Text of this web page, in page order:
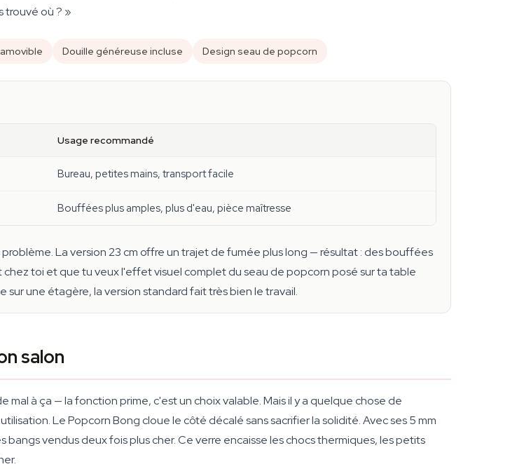
trouvé où ? »
Douille généreuse incluse Design seau de popcorn
Usage recommandé
Bureau, petites mains, transport facile
Bouffées plus amples, plus d'eau, pièce maîtresse
La version 23 cm offre un trajet de fumée plus long — résultat : des bouffées
toi et que tu veux l'effet visuel complet du seau de popcorn posé sur ta table
sur une étagère, la version standard fait très bien le travail.
salon
à ça — la fonction prime, c'est un choix valable. Mais il y a quelque chose de
Le Popcorn Bong cloue le côté décalé sans sacrifier la solidité. Avec ses 5 mm
vendus deux fois plus cher. Ce verre encaisse les chocs thermiques, les petits